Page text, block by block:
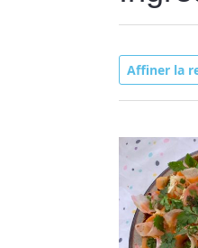
Affiner la